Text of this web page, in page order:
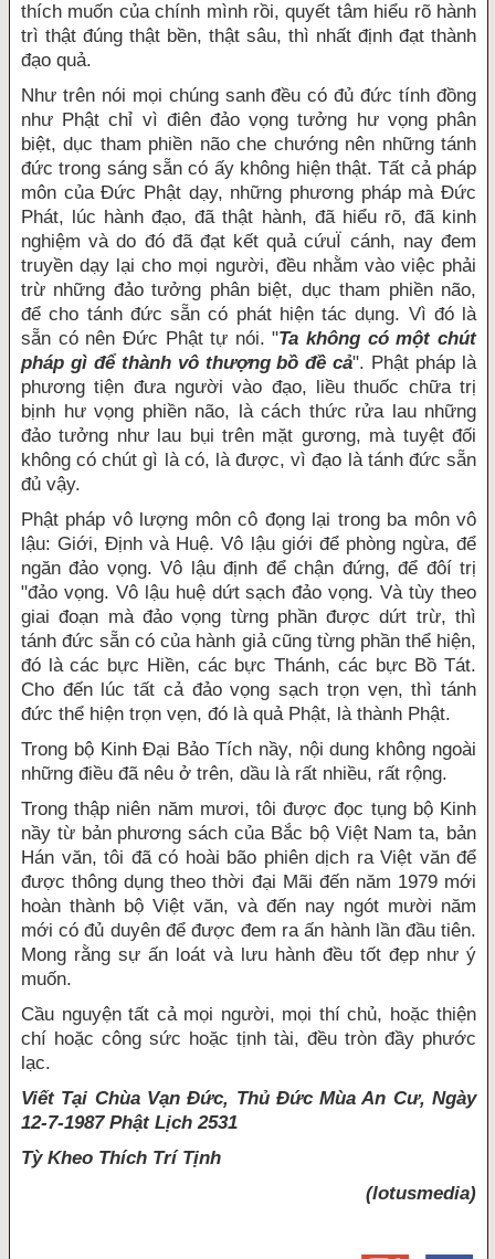
thích muốn của chính mình rồi, quyết tâm hiểu rõ hành
trì thật đúng thật bền, thật sâu, thì nhất định đạt thành
đạo quả.
Như trên nói mọi chúng sanh đều có đủ đức tính đồng
như Phật chỉ vì điên đảo vọng tưởng hư vọng phân
biệt, dục tham phiền não che chướng nên những tánh
đức trong sáng sẵn có ấy không hiện thật. Tất cả pháp
môn của Đức Phật dạy, những phương pháp mà Đức
Phát, lúc hành đạo, đã thật hành, đã hiểu rõ, đã kinh
nghiệm và do đó đã đạt kết quả cứuÏ cánh, nay đem
truyền dạy lại cho mọi người, đều nhằm vào việc phải
trừ những đảo tưởng phân biệt, dục tham phiền não,
để cho tánh đức sẵn có phát hiện tác dụng. Vì đó là
sẵn có nên Đức Phật tự nói. "Ta không có một chút
pháp gì để thành vô thượng bồ đề cả". Phật pháp là
phương tiện đưa người vào đạo, liều thuốc chữa trị
bịnh hư vọng phiền não, là cách thức rửa lau những
đảo tưởng như lau bụi trên mặt gương, mà tuyệt đối
không có chút gì là có, là được, vì đạo là tánh đức sẵn
đủ vậy.
Phật pháp vô lượng môn cô đọng lại trong ba môn vô
lậu: Giới, Định và Huệ. Vô lậu giới để phòng ngừa, để
ngăn đảo vọng. Vô lậu định để chận đứng, để đôí trị
"đảo vọng. Vô lậu huệ dứt sạch đảo vọng. Và tùy theo
giai đoạn mà đảo vọng từng phần được dứt trừ, thì
tánh đức sẵn có của hành giả cũng từng phần thể hiện,
đó là các bực Hiền, các bực Thánh, các bực Bồ Tát.
Cho đến lúc tất cả đảo vọng sạch trọn vẹn, thì tánh
đức thể hiện trọn vẹn, đó là quả Phật, là thành Phật.
Trong bộ Kinh Đại Bảo Tích nầy, nội dung không ngoài
những điều đã nêu ở trên, dầu là rất nhiều, rất rộng.
Trong thập niên năm mươi, tôi được đọc tụng bộ Kinh
nầy từ bản phương sách của Bắc bộ Việt Nam ta, bản
Hán văn, tôi đã có hoài bão phiên dịch ra Việt văn để
được thông dụng theo thời đại Mãi đến năm 1979 mới
hoàn thành bộ Việt văn, và đến nay ngót mười năm
mới có đủ duyên để được đem ra ấn hành lần đầu tiên.
Mong rằng sự ấn loát và lưu hành đều tốt đẹp như ý
muốn.
Cầu nguyện tất cả mọi người, mọi thí chủ, hoặc thiện
chí hoặc công sức hoặc tịnh tài, đều tròn đầy phước
lạc.
Viết Tại Chùa Vạn Đức, Thủ Đức Mùa An Cư, Ngày
12-7-1987 Phật Lịch 2531
Tỳ Kheo Thích Trí Tịnh
(lotusmedia)